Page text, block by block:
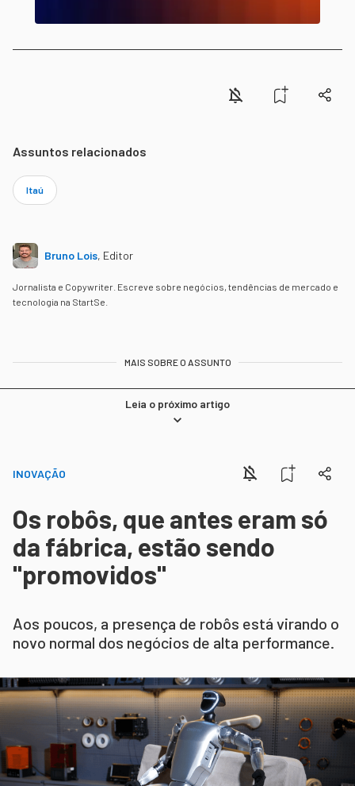
Assuntos relacionados
Itaú
Bruno Lois, Editor
Jornalista e Copywriter. Escreve sobre negócios, tendências de mercado e
tecnologia na StartSe.
MAIS SOBRE O ASSUNTO
Leia o próximo artigo
INOVAÇÃO
Os robôs, que antes eram só
da fábrica, estão sendo
"promovidos"
Aos poucos, a presença de robôs está virando o
novo normal dos negócios de alta performance.